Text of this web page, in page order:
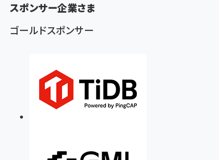
く
ず
スポンサー企業さま
ゴールドスポンサー